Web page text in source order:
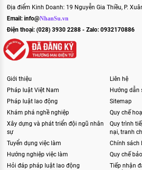
Địa điểm Kinh Doanh: 19 Nguyễn Gia Thiều, P.
Email: info@NhanSu.vn
Điện thoại: (028) 3930 2288 - Zalo: 0932170886
Giới thiệu
Pháp luật Việt Nam
Pháp luật lao động
Khám phá nghề nghiệp
Xây dựng và phát triển đội ngũ nhân
sự
Tuyển dụng việc làm
Hướng nghiệp việc làm
Hỏi đáp pháp luật lao động
Liên hệ
Hướng dẫn
Sitemap
Quy chế
Quy trình
nại, tranh
Chính sách
Quy chế
Tiếp nhận